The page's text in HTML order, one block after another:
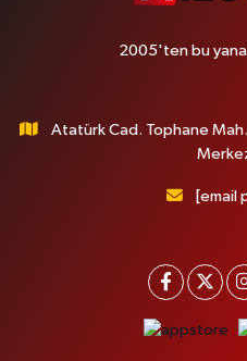
2005'ten bu yana
Atatürk Cad. Tophane Mah.
[email